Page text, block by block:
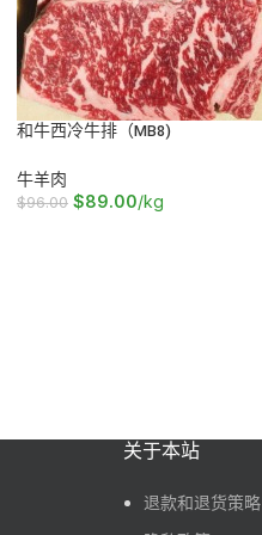
和牛西冷牛排（MB8)
牛羊肉
$96.00 $89.00/kg
关于本站
退款和退货策略